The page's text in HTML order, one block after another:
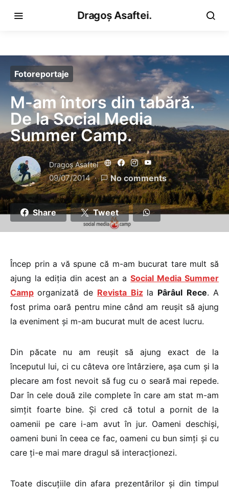
Dragoș Asaftei.
Fotoreportaje
M-am întors din tabără.
De la Social Media
Summer Camp.
Dragoş Asaftei
09/07/2014 No comments
Share Tweet
Încep prin a vă spune că m-am bucurat tare mult să
ajung la ediția din acest an aSocial Media Summer
Camp organizată de Revista Biz la Pârâul Rece. A
fost prima oară pentru mine când am reușit să ajung
la eveniment și m-am bucurat mult de acest lucru.
Din păcate nu am reușit să ajung exact de la
începutul lui, ci cu câteva ore întârziere, așa cum și la
plecare am fost nevoit să fug cu o seară mai repede.
Dar în cele două zile complete în care am stat m-am
simțit foarte bine. Și cred că totul a pornit de la
oamenii pe care i-am avut în jur. Oameni deschiși,
oameni buni în ceea ce fac, oameni cu bun simți și cu
care ți-e mai mare dragul să interacționezi.
Toate discuțiile din afara prezentărilor și din timpul